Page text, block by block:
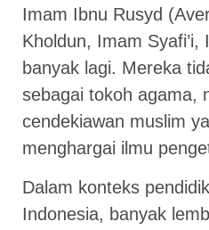
Imam Ibnu Rusyd
Kholdun, Imam
banyak lagi. Mereka
sebagai tokoh agama,
cendekiawan muslim
menghargai ilmu
Dalam konteks
Indonesia, banyak